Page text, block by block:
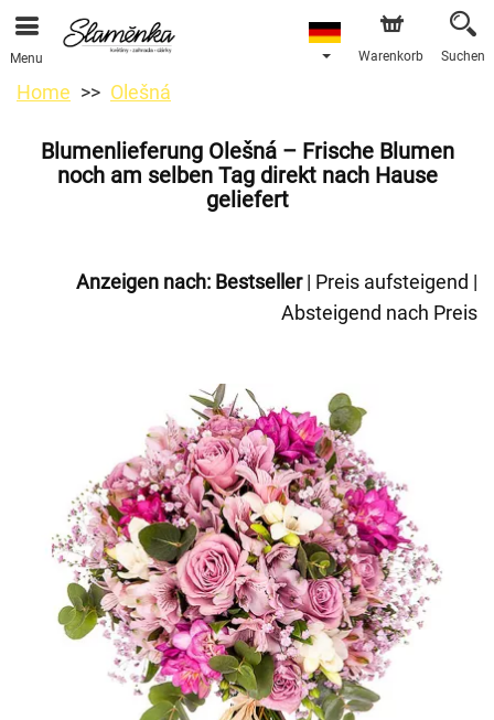
Menu Warenkorb Suchen
Home Olešná
Blumenlieferung Olešná – Frische Blumen
noch am selben Tag direkt nach Hause
geliefert
Anzeigen nach: Bestseller| Preis aufsteigend |
Absteigend nach Preis